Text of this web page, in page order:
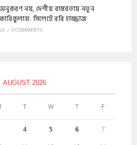
অনুকরণ নয়, দেশীয় বাস্তবতায় নতুন
সিলেটে ববি হাজ্জাজ
/ 0 COMMENTS
AUGUST 2026
T W T F
4 5 6 7